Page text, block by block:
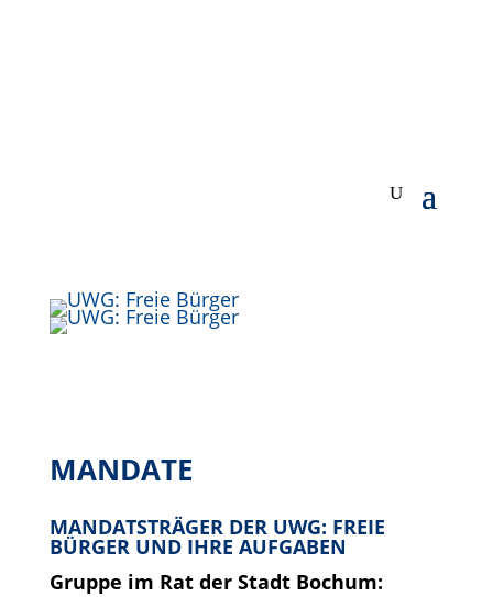
MANDATE
MANDATSTRÄGER DER UWG: FREIE
BÜRGER UND IHRE AUFGABEN
Gruppe im Rat der Stadt Bochum: